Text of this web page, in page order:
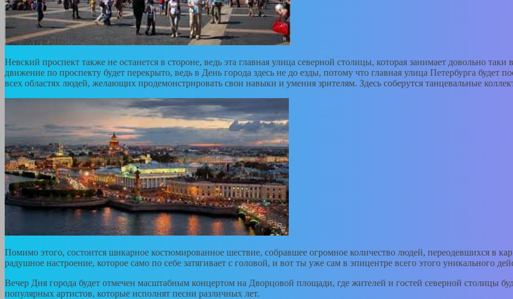
Невский проспект также не останется в стороне, ведь эта главная улица северной столицы, которая занимает довольно
движение по проспекту будет перекрыто, ведь в День города здесь не до езды, потому что главная улица Петербурга будет
всех областях людей, желающих продемонстрировать свои навыки и умения зрителям. Здесь соберутся танцевальные
Помимо этого, состоится шикарное костюмированное шествие, собравшее огромное количество людей, переодевшихся в
радушное настроение, которое само по себе затягивает с головой, и вот ты уже сам в эпицентре всего этого уникального
Вечер Дня города будет отмечен масштабным концертом на Дворцовой площади, где жителей и гостей северной столицы
популярных артистов, которые исполнят песни различных лет.